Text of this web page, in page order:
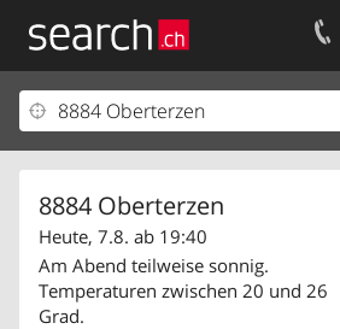
8884 Oberterzen
Heute, 7.8. ab 19:40
Am Abend teilweise sonnig.
Temperaturen zwischen 20 und 26
Grad.
Ihr Eintrag
Kundencenter Geschäftskunden
Impressum